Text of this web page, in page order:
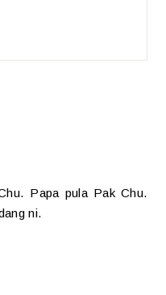
Papa pula Pak Chu.
ni.